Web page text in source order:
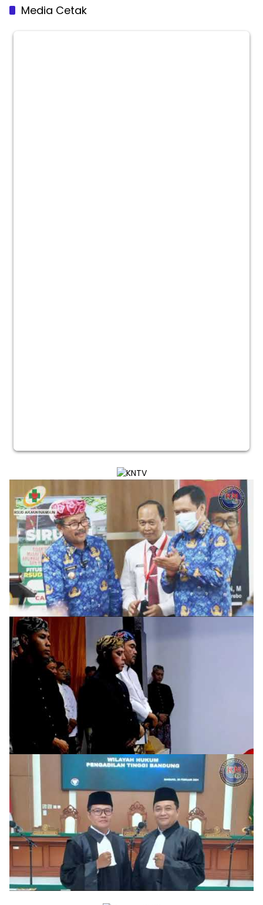
Media Cetak